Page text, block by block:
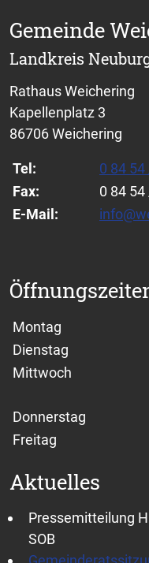
Gemeinde
Landkreis
Rathaus Weichering
Kapellenplatz 3
86706 Weichering
Tel:
0 84 54
Fax:
0 84
E-Mail:
Wochentage / Monate
Öffnungszeiten /
Montag
Dienstag
Mittwoch
Donnerstag
Freitag
Aktuelles
Pressemitteilung
SOB